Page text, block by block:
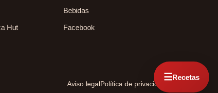
☰Recetas
Hut
Bebidas
Facebook
Aviso legalPolítica de privacidad